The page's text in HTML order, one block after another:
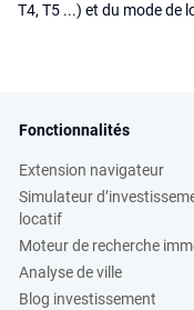
T4, T5 ...) et du mode de
Fonctionnalités
Extension navigateur
Simulateur
locatif
Moteur de recherche
Analyse de ville
Blog investissement